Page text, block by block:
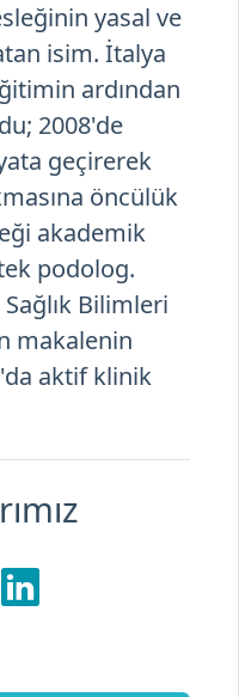
yasal ve
isim. İtalya
ardından
2008'de
geçirerek
öncülük
akademik
podolog.
Bilimleri
makalenin
aktif klinik